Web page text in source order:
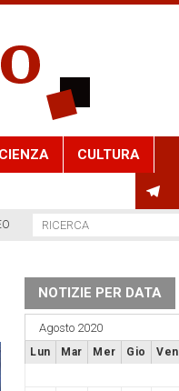
CULTURA
NOTIZIE PER DATA
Agosto 2020
Lun Mar Mer Gio Ven